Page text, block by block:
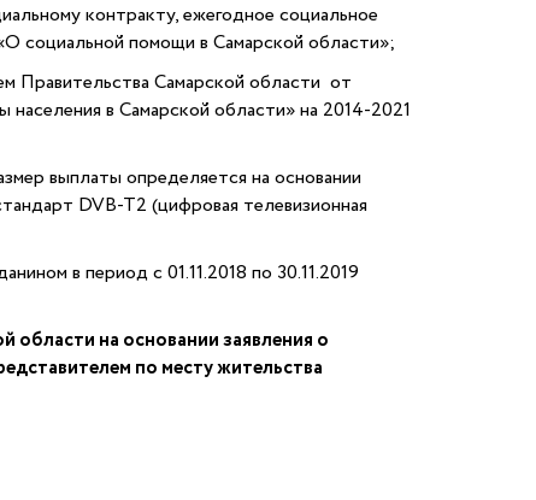
контракту, ежегодное социальное
социальной помощи в Самарской области»;
Правительства Самарской области от
в Самарской области» на 2014-2021
выплаты определяется на основании
DVB-T2 (цифровая телевизионная
в период с 01.11.2018 по 30.11.2019
на основании заявления о
по месту жительства